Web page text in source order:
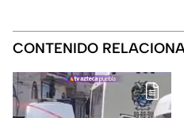
CONTENIDO